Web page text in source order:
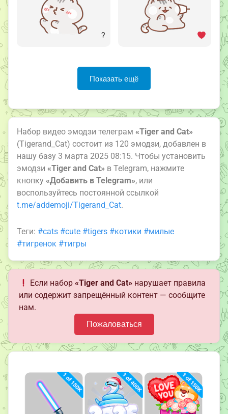
?
Показать ещё
Набор видео эмодзи телеграм «Tiger and Cat»
(Tigerand_Cat) состоит из 120 эмодзи, добавлен в
нашу базу 3 марта 2025 08:15. Чтобы установить
эмодзи «Tiger and Cat» в Telegram, нажмите
кнопку «Добавить в Telegram», или
воспользуйтесь постоянной ссылкой
t.me/addemoji/Tigerand_Cat.
Теги: #cats #cute #tigers #котики #милые
#тигренок #тигры
Если набор«Tiger and Cat» нарушает правила
или содержит запрещённый контент — сообщите
нам.
Пожаловаться